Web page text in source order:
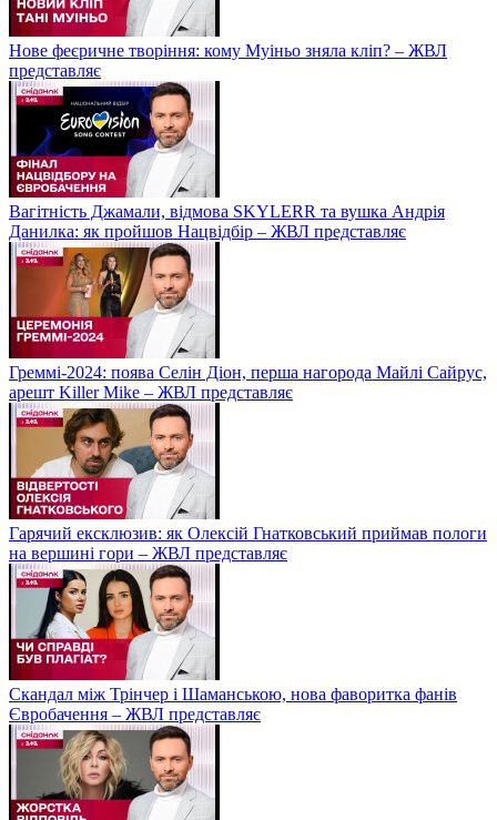
Нове феєричне творіння: кому Муіньо зняла кліп? – ЖВЛ
представляє
Вагітність Джамали, відмова SKYLERR та вушка Андрія
Данилка: як пройшов Нацвідбір – ЖВЛ представляє
Греммі-2024: поява Селін Діон, перша нагорода Майлі Сайрус,
арешт Killer Mike – ЖВЛ представляє
Гарячий ексклюзив: як Олексій Гнатковський приймав пологи
на вершині гори – ЖВЛ представляє
Скандал між Трінчер і Шаманською, нова фаворитка фанів
Євробачення – ЖВЛ представляє